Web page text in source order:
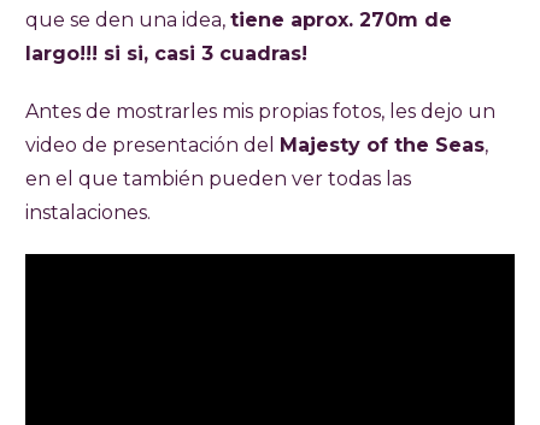
que se den una idea, tiene aprox. 270m de
largo!!! si si, casi 3 cuadras!
Antes de mostrarles mis propias fotos, les dejo un
video de presentación del
Majesty of the Seas,
en el que también pueden ver todas las
instalaciones.